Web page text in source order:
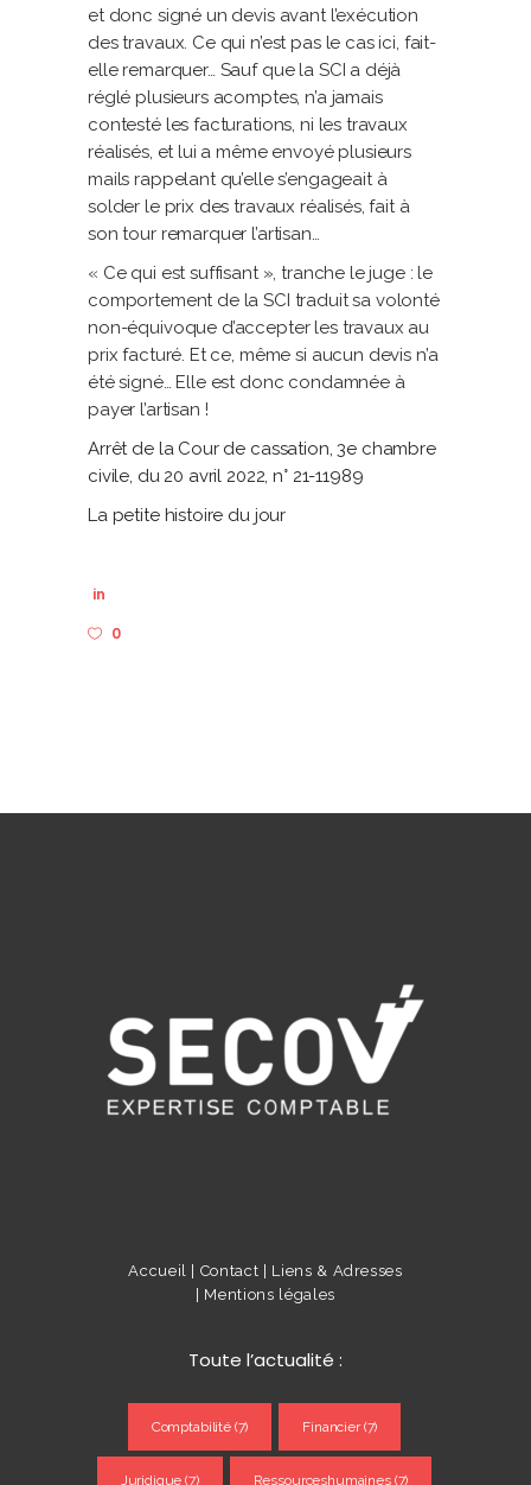
et donc signé un devis avant l’exécution
des travaux. Ce qui n’est pas le cas ici, fait-
elle remarquer… Sauf que la SCI a déjà
réglé plusieurs acomptes, n’a jamais
contesté les facturations, ni les travaux
réalisés, et lui a même envoyé plusieurs
mails rappelant qu’elle s’engageait à
solder le prix des travaux réalisés, fait à
son tour remarquer l’artisan…
« Ce qui est suffisant », tranche le juge : le
comportement de la SCI traduit sa volonté
non-équivoque d’accepter les travaux au
prix facturé. Et ce, même si aucun devis n’a
été signé… Elle est donc condamnée à
payer l’artisan !
Arrêt de la Cour de cassation, 3e chambre
civile, du 20 avril 2022, n° 21-11989
La petite histoire du jour
in
0
Accueil | Contact | Liens & Adresses
| Mentions légales
Toute l’actualité :
Comptabilité(7) Financier(7)
Juridique (7) Ressourceshumaines(7)